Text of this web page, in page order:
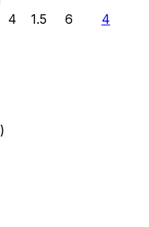
)
4 1.5 6 4